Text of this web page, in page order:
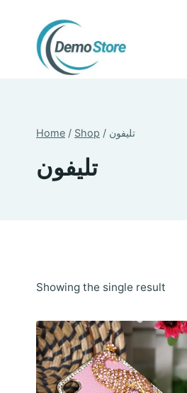
content
Home / Shop / تليفون
تليفون
Showing the single result